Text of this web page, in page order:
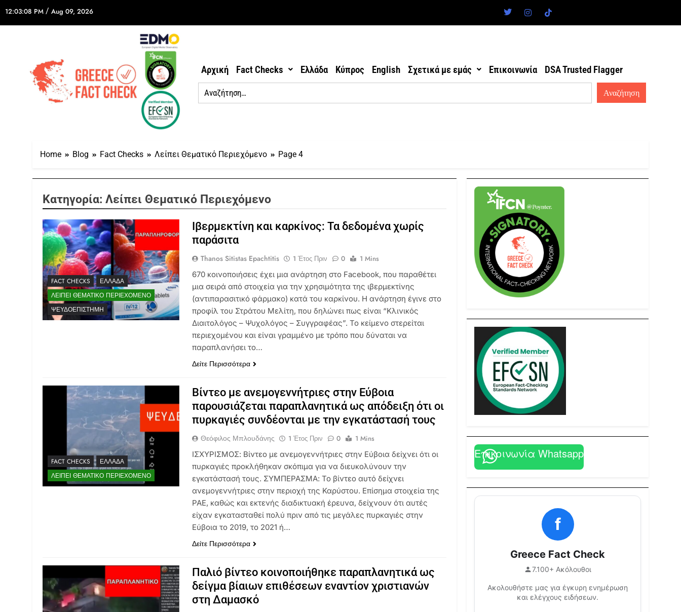
12:03:08 PM / Aug 09, 2026
Αρχική Fact Checks Ελλάδα Κύπρος English Σχετικά με εμάς Επικοινωνία DSA Trusted Flagger
Home Blog Fact Checks Λείπει Θεματικό Περιεχόμενο Page 4
Κατηγορία: Λείπει Θεματικό Περιεχόμενο
FACT CHECKS
ΕΛΛΆΔΑ
ΛΕΊΠΕΙ ΘΕΜΑΤΙΚΌ ΠΕΡΙΕΧΌΜΕΝΟ
ΨΕΥΔΟΕΠΙΣΤΉΜΗ
Ιβερμεκτίνη και καρκίνος: Τα δεδομένα χωρίς
παράσιτα
Thanos Sitistas Epachtitis 1 Έτος Πριν 0
1 Mins
670 κοινοποιήσεις έχει μια ανάρτηση στο Facebook, που παραθέτει
μια σειρά από στοιχεία για την χρησιμότητα της ιβερμεκτίνης
(αντιπαρασιτικό φάρμακο) κατά του καρκίνου. Η ανάρτηση έγινε στο
προφίλ του Στράτου Μελίτη, που δηλώνει πως είναι “Κλινικός
Διαιτολόγος – Ψυχολόγος – Συγγραφέας”. Το κείμενο στερείται
περιεχομένου και είναι γραμμένο με τρόπο που δύναται να
παραπλανήσει το…
Δείτε Περισσότερα
FACT CHECKS
ΕΛΛΆΔΑ
ΛΕΊΠΕΙ ΘΕΜΑΤΙΚΌ ΠΕΡΙΕΧΌΜΕΝΟ
Βίντεο με ανεμογεννήτριες στην Εύβοια
παρουσιάζεται παραπλανητικά ως απόδειξη ότι οι
πυρκαγιές συνδέονται με την εγκατάστασή τους
Θεόφιλος Μπλουδάνης 1 Έτος Πριν 0
1 Mins
ΙΣΧΥΡΙΣΜΟΣ: Βίντεο με ανεμογεννήτριες στην Εύβοια δείχνει ότι οι
πυρκαγιές προκλήθηκαν σκόπιμα για να διευκολύνουν την
εγκατάστασή τους. ΣΥΜΠΕΡΑΣΜΑ: Το βίντεο αυτό δείχνει
ανεμογεννήτριες στην περιοχή της Καρύστου. Επίσημα στοιχεία της
ΡΑΕ, καθώς και εκτενής διαδικτυακή έρευνα, δείχνουν ότι αυτές
είχαν εγκατασταθεί πολύ πριν από τις μεγάλες πυρκαγιές στην
Εύβοια το 2019, το 2021 ή…
Δείτε Περισσότερα
Παλιό βίντεο κοινοποιήθηκε παραπλανητικά ως
δείγμα βίαιων επιθέσεων εναντίον χριστιανών
στη Δαμασκό
Επικοινωνία Whatsapp
f
Greece Fact Check
7.100+ Ακόλουθοι
Ακολουθήστε μας για έγκυρη ενημέρωση
και ελέγχους ειδήσεων.